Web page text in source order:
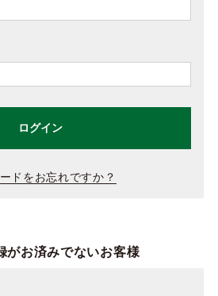
ログイン
ドをお忘れですか？
がお済みでないお客様